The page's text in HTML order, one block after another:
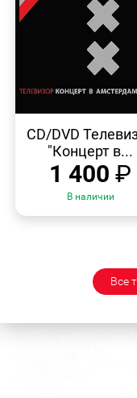
ПРОСМОТР
CD/DVD
"Концерт в...
1 400 ₽
В наличии
Все